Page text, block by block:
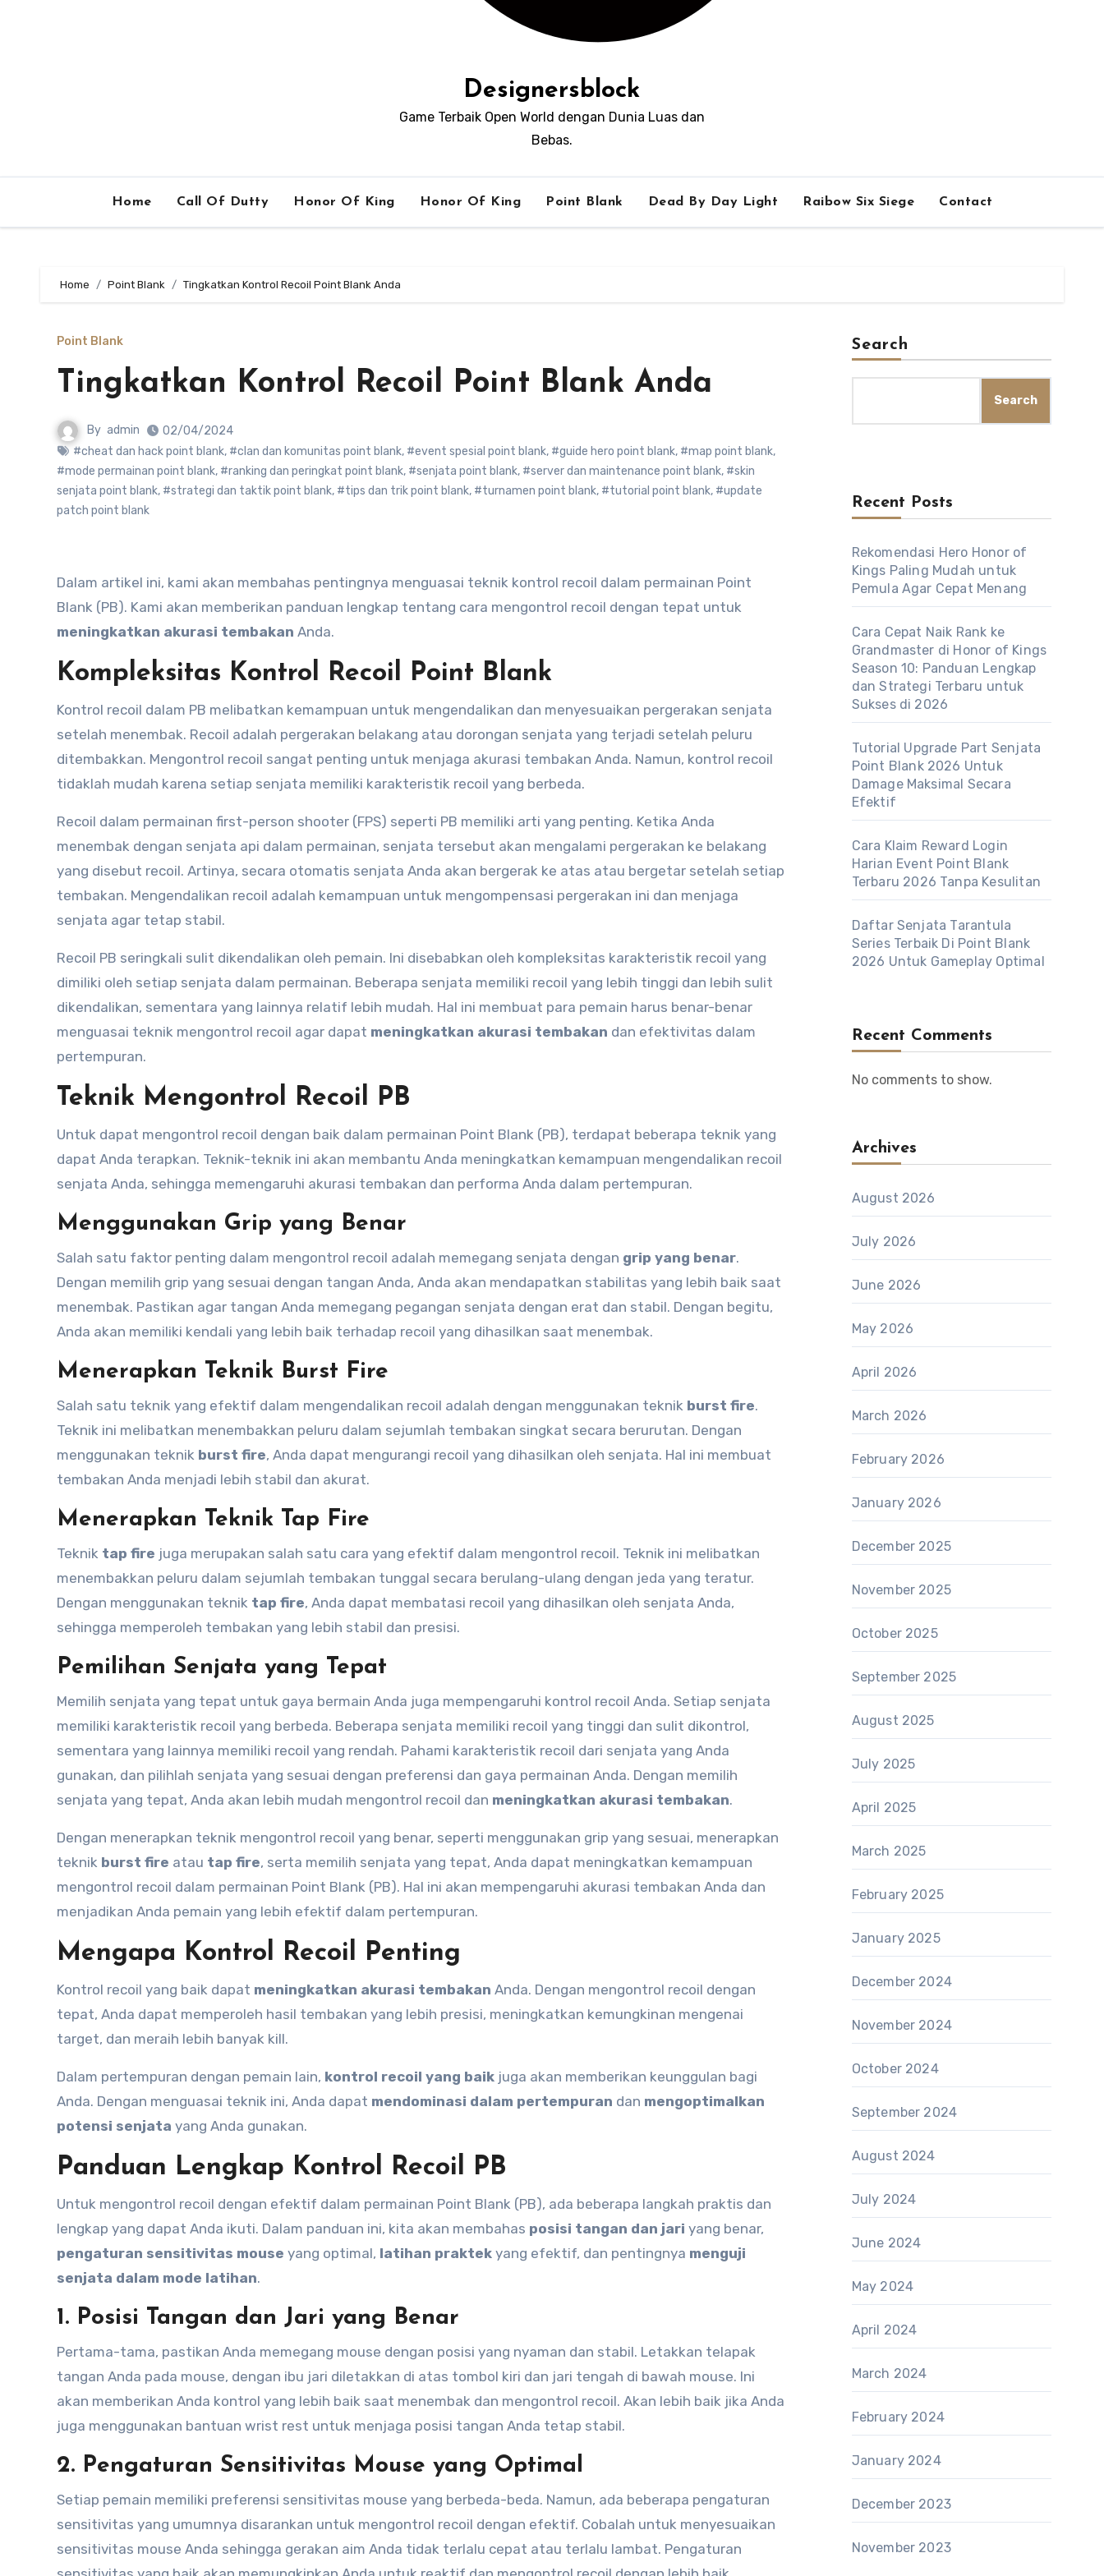
Designersblock
Game Terbaik Open World dengan Dunia Luas dan
Bebas.
Home Call Of Dutty Honor Of King Honor Of King Point Blank Dead By Day Light Raibow Six Siege Contact
Home Point Blank Tingkatkan Kontrol Recoil Point Blank Anda
Point Blank
Tingkatkan Kontrol Recoil Point Blank Anda
By admin
02/04/2024
#cheat dan hack point blank, #clan dan komunitas point blank, #event spesial point blank, #guide hero point blank, #map point blank,
#mode permainan point blank, #ranking dan peringkat point blank, #senjata point blank, #server dan maintenance point blank, #skin
senjata point blank, #strategi dan taktik point blank, #tips dan trik point blank, #turnamen point blank, #tutorial point blank, #update
patch point blank
Dalam artikel ini, kami akan membahas pentingnya menguasai teknik kontrol recoil dalam permainan Point
Blank (PB). Kami akan memberikan panduan lengkap tentang cara mengontrol recoil dengan tepat untuk
meningkatkan akurasi tembakan Anda.
Kompleksitas Kontrol Recoil Point Blank
Kontrol recoil dalam PB melibatkan kemampuan untuk mengendalikan dan menyesuaikan pergerakan senjata
setelah menembak. Recoil adalah pergerakan belakang atau dorongan senjata yang terjadi setelah peluru
ditembakkan. Mengontrol recoil sangat penting untuk menjaga akurasi tembakan Anda. Namun, kontrol recoil
tidaklah mudah karena setiap senjata memiliki karakteristik recoil yang berbeda.
Recoil dalam permainan first-person shooter (FPS) seperti PB memiliki arti yang penting. Ketika Anda
menembak dengan senjata api dalam permainan, senjata tersebut akan mengalami pergerakan ke belakang
yang disebut recoil. Artinya, secara otomatis senjata Anda akan bergerak ke atas atau bergetar setelah setiap
tembakan. Mengendalikan recoil adalah kemampuan untuk mengompensasi pergerakan ini dan menjaga
senjata agar tetap stabil.
Recoil PB seringkali sulit dikendalikan oleh pemain. Ini disebabkan oleh kompleksitas karakteristik recoil yang
dimiliki oleh setiap senjata dalam permainan. Beberapa senjata memiliki recoil yang lebih tinggi dan lebih sulit
dikendalikan, sementara yang lainnya relatif lebih mudah. Hal ini membuat para pemain harus benar-benar
menguasai teknik mengontrol recoil agar dapat meningkatkan akurasi tembakan dan efektivitas dalam
pertempuran.
Teknik Mengontrol Recoil PB
Untuk dapat mengontrol recoil dengan baik dalam permainan Point Blank (PB), terdapat beberapa teknik yang
dapat Anda terapkan. Teknik-teknik ini akan membantu Anda meningkatkan kemampuan mengendalikan recoil
senjata Anda, sehingga memengaruhi akurasi tembakan dan performa Anda dalam pertempuran.
Menggunakan Grip yang Benar
Salah satu faktor penting dalam mengontrol recoil adalah memegang senjata dengan grip yang benar.
Dengan memilih grip yang sesuai dengan tangan Anda, Anda akan mendapatkan stabilitas yang lebih baik saat
menembak. Pastikan agar tangan Anda memegang pegangan senjata dengan erat dan stabil. Dengan begitu,
Anda akan memiliki kendali yang lebih baik terhadap recoil yang dihasilkan saat menembak.
Menerapkan Teknik Burst Fire
Salah satu teknik yang efektif dalam mengendalikan recoil adalah dengan menggunakan teknik burst fire.
Teknik ini melibatkan menembakkan peluru dalam sejumlah tembakan singkat secara berurutan. Dengan
menggunakan teknik burst fire, Anda dapat mengurangi recoil yang dihasilkan oleh senjata. Hal ini membuat
tembakan Anda menjadi lebih stabil dan akurat.
Menerapkan Teknik Tap Fire
Teknik tap fire juga merupakan salah satu cara yang efektif dalam mengontrol recoil. Teknik ini melibatkan
menembakkan peluru dalam sejumlah tembakan tunggal secara berulang-ulang dengan jeda yang teratur.
Dengan menggunakan teknik tap fire, Anda dapat membatasi recoil yang dihasilkan oleh senjata Anda,
sehingga memperoleh tembakan yang lebih stabil dan presisi.
Pemilihan Senjata yang Tepat
Memilih senjata yang tepat untuk gaya bermain Anda juga mempengaruhi kontrol recoil Anda. Setiap senjata
memiliki karakteristik recoil yang berbeda. Beberapa senjata memiliki recoil yang tinggi dan sulit dikontrol,
sementara yang lainnya memiliki recoil yang rendah. Pahami karakteristik recoil dari senjata yang Anda
gunakan, dan pilihlah senjata yang sesuai dengan preferensi dan gaya permainan Anda. Dengan memilih
senjata yang tepat, Anda akan lebih mudah mengontrol recoil dan meningkatkan akurasi tembakan.
Dengan menerapkan teknik mengontrol recoil yang benar, seperti menggunakan grip yang sesuai, menerapkan
teknik burst fire atau tap fire, serta memilih senjata yang tepat, Anda dapat meningkatkan kemampuan
mengontrol recoil dalam permainan Point Blank (PB). Hal ini akan mempengaruhi akurasi tembakan Anda dan
menjadikan Anda pemain yang lebih efektif dalam pertempuran.
Mengapa Kontrol Recoil Penting
Kontrol recoil yang baik dapat meningkatkan akurasi tembakan Anda. Dengan mengontrol recoil dengan
tepat, Anda dapat memperoleh hasil tembakan yang lebih presisi, meningkatkan kemungkinan mengenai
target, dan meraih lebih banyak kill.
Dalam pertempuran dengan pemain lain, kontrol recoil yang baik juga akan memberikan keunggulan bagi
Anda. Dengan menguasai teknik ini, Anda dapat mendominasi dalam pertempuran dan mengoptimalkan
potensi senjata yang Anda gunakan.
Panduan Lengkap Kontrol Recoil PB
Untuk mengontrol recoil dengan efektif dalam permainan Point Blank (PB), ada beberapa langkah praktis dan
lengkap yang dapat Anda ikuti. Dalam panduan ini, kita akan membahas posisi tangan dan jari yang benar,
pengaturan sensitivitas mouse yang optimal, latihan praktek yang efektif, dan pentingnya menguji
senjata dalam mode latihan.
1. Posisi Tangan dan Jari yang Benar
Pertama-tama, pastikan Anda memegang mouse dengan posisi yang nyaman dan stabil. Letakkan telapak
tangan Anda pada mouse, dengan ibu jari diletakkan di atas tombol kiri dan jari tengah di bawah mouse. Ini
akan memberikan Anda kontrol yang lebih baik saat menembak dan mengontrol recoil. Akan lebih baik jika Anda
juga menggunakan bantuan wrist rest untuk menjaga posisi tangan Anda tetap stabil.
2. Pengaturan Sensitivitas Mouse yang Optimal
Setiap pemain memiliki preferensi sensitivitas mouse yang berbeda-beda. Namun, ada beberapa pengaturan
sensitivitas yang umumnya disarankan untuk mengontrol recoil dengan efektif. Cobalah untuk menyesuaikan
sensitivitas mouse Anda sehingga gerakan aim Anda tidak terlalu cepat atau terlalu lambat. Pengaturan
Search
Search
Recent Posts
Rekomendasi Hero Honor of
Kings Paling Mudah untuk
Pemula Agar Cepat Menang
Cara Cepat Naik Rank ke
Grandmaster di Honor of Kings
Season 10: Panduan Lengkap
dan Strategi Terbaru untuk
Sukses di 2026
Tutorial Upgrade Part Senjata
Point Blank 2026 Untuk
Damage Maksimal Secara
Efektif
Cara Klaim Reward Login
Harian Event Point Blank
Terbaru 2026 Tanpa Kesulitan
Daftar Senjata Tarantula
Series Terbaik Di Point Blank
2026 Untuk Gameplay Optimal
Recent Comments
No comments to show.
Archives
August 2026
July 2026
June 2026
May 2026
April 2026
March 2026
February 2026
January 2026
December 2025
November 2025
October 2025
September 2025
August 2025
July 2025
April 2025
March 2025
February 2025
January 2025
December 2024
November 2024
October 2024
September 2024
August 2024
July 2024
June 2024
May 2024
April 2024
March 2024
February 2024
January 2024
December 2023
November 2023